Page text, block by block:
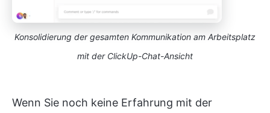
Konsolidierung der gesamten Kommunikation am Arbeitsplatz
mit der ClickUp-Chat-Ansicht
Wenn Sie noch keine Erfahrung mit der